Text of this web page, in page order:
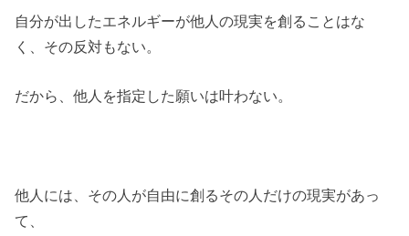
自分が出したエネルギーが他人の現実を創ることはな
く、その反対もない。
だから、他人を指定した願いは叶わない。
他人には、その人が自由に創るその人だけの現実があっ
て、